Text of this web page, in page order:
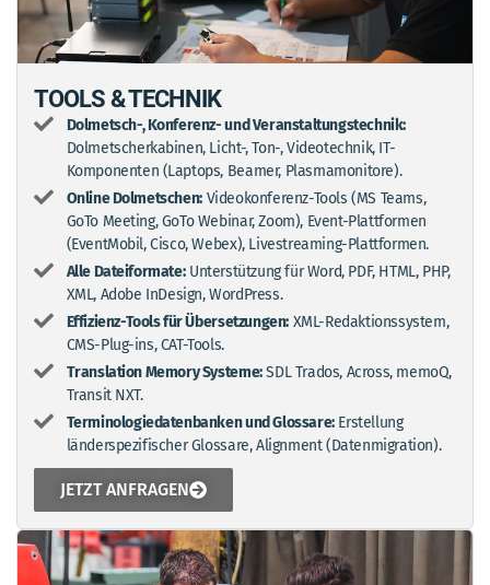
TOOLS & TECHNIK
Dolmetsch-, Konferenz- und Veranstaltungstechnik:
Dolmetscherkabinen, Licht-, Ton-, Videotechnik, IT-
Komponenten (Laptops, Beamer, Plasmamonitore).
Online Dolmetschen:Videokonferenz-Tools (MS Teams,
GoTo Meeting, GoTo Webinar, Zoom), Event-Plattformen
(EventMobil, Cisco, Webex), Livestreaming-Plattformen.
Alle Dateiformate:Unterstützung für Word, PDF, HTML, PHP,
XML, Adobe InDesign, WordPress.
Effizienz-Tools für Übersetzungen:XML-Redaktionssystem,
CMS-Plug-ins, CAT-Tools.
Translation Memory Systeme:SDL Trados, Across, memoQ,
Transit NXT.
Terminologiedatenbanken und Glossare:Erstellung
länderspezifischer Glossare, Alignment (Datenmigration).
JETZT ANFRAGEN